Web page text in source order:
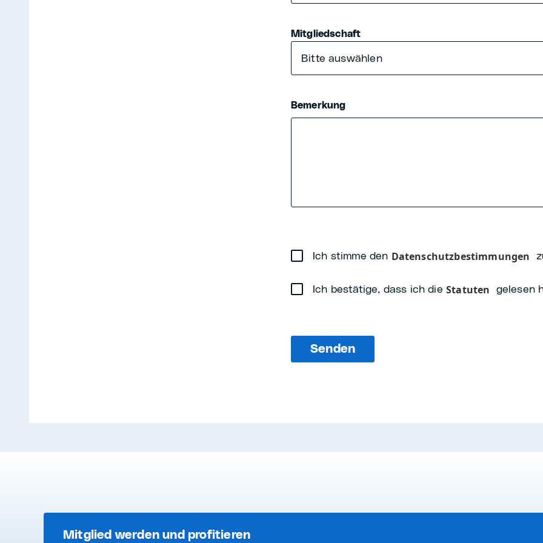
Mitgliedschaft
Bemerkung
Ich stimme den Datenschutzbestimmungen
Ich bestätige, dass ich dieStatuten gelesen
Senden
Mitglied werden und profitieren